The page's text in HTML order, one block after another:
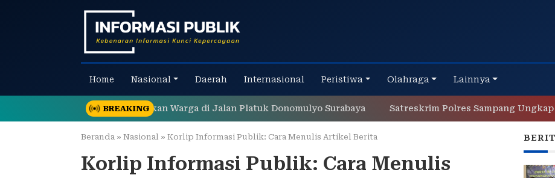
Home Nasional Daerah Internasional Peristiwa Olahraga Lainnya
BREAKING
Sampah Gegerkan Warga di Jalan Platuk Donomulyo Surabaya Satreskrim Polres Sampang Ungkap
Beranda » Nasional » Korlip Informasi Publik: Cara Menulis Artikel Berita
Korlip Informasi Publik: Cara Menulis